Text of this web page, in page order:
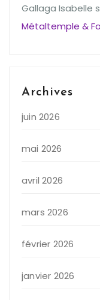
Gallaga Isabelle
Métaltemple &
Archives
juin 2026
mai 2026
avril 2026
mars 2026
février 2026
janvier 2026